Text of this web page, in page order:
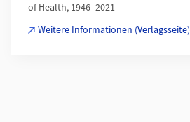
of Health, 1946–2021
Weitere Informationen (Verlagsseite)